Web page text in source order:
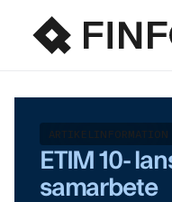
ARTIKELINFORMATION
ETIM 10-
samarbete
Den
december
versionen i
vilket